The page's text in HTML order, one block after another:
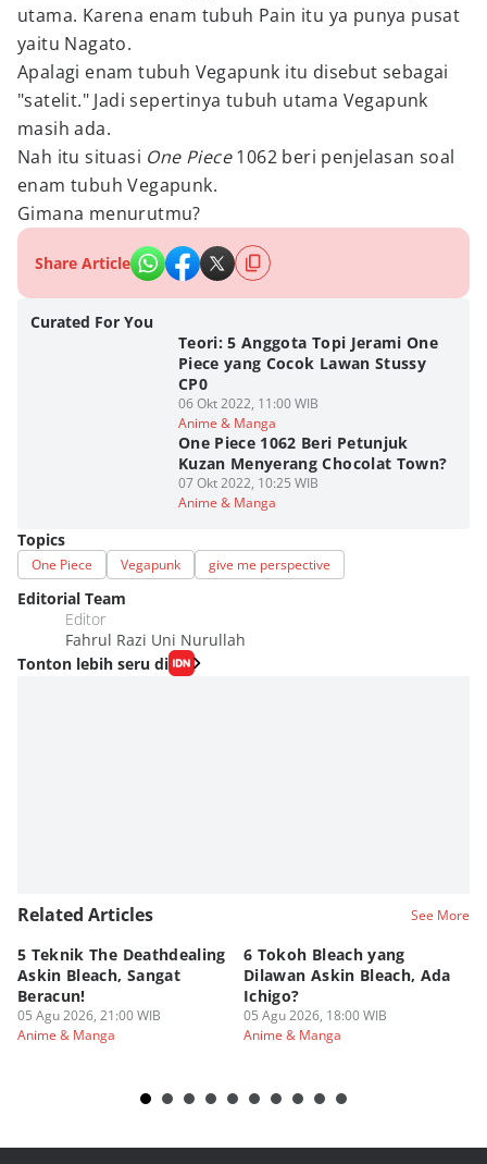
utama. Karena enam tubuh Pain itu ya punya pusat
yaitu Nagato.
Apalagi enam tubuh Vegapunk itu disebut sebagai
"satelit." Jadi sepertinya tubuh utama Vegapunk
masih ada.
Nah itu situasi One Piece1062 beri penjelasan soal
enam tubuh Vegapunk.
Gimana menurutmu?
Share Article
Curated For You
Teori: 5 Anggota Topi Jerami One
Piece yang Cocok Lawan Stussy
CP0
06 Okt 2022, 11:00 WIB
Anime & Manga
One Piece 1062 Beri Petunjuk
Kuzan Menyerang Chocolat Town?
07 Okt 2022, 10:25 WIB
Anime & Manga
Topics
One Piece Vegapunk give me perspective
Editorial Team
Editor
Fahrul Razi Uni Nurullah
Tonton lebih seru di
Related Articles See More
5 Teknik The Deathdealing
Askin Bleach, Sangat
Beracun!
05 Agu 2026, 21:00 WIB
Anime & Manga
6 Tokoh Bleach yang
Dilawan Askin Bleach, Ada
Ichigo?
05 Agu 2026, 18:00 WIB
Anime & Manga